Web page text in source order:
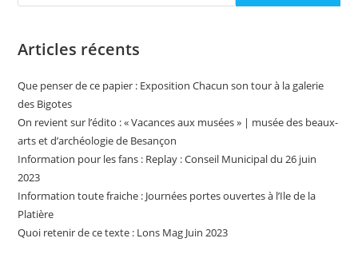
Articles récents
Que penser de ce papier : Exposition Chacun son tour à la galerie
des Bigotes
On revient sur l’édito : « Vacances aux musées » | musée des beaux-
arts et d’archéologie de Besançon
Information pour les fans : Replay : Conseil Municipal du 26 juin
2023
Information toute fraiche : Journées portes ouvertes à l’Ile de la
Platière
Quoi retenir de ce texte : Lons Mag Juin 2023